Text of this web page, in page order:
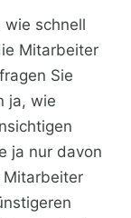
wie schnell
Mitarbeiter
Sie
ja, wie
ja nur davon
Mitarbeiter